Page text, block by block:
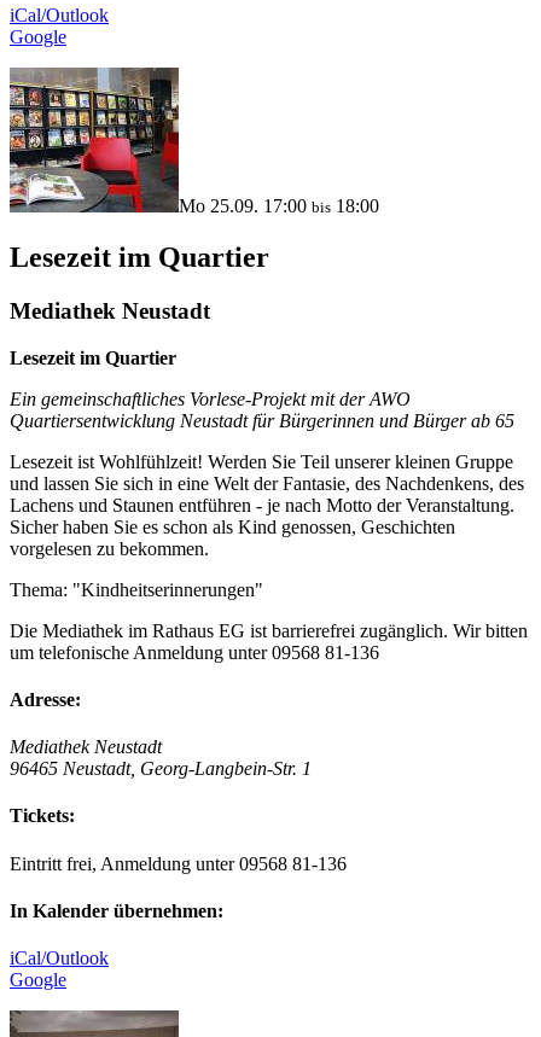
iCal/Outlook
Google
Mo 25.09. 17:00 bis 18:00
Lesezeit im Quartier
Mediathek Neustadt
Lesezeit im Quartier
Ein gemeinschaftliches Vorlese-Projekt mit der AWO
Quartiersentwicklung Neustadt für Bürgerinnen und Bürger ab 65
Lesezeit ist Wohlfühlzeit! Werden Sie Teil unserer kleinen Gruppe
und lassen Sie sich in eine Welt der Fantasie, des Nachdenkens, des
Lachens und Staunen entführen - je nach Motto der Veranstaltung.
Sicher haben Sie es schon als Kind genossen, Geschichten
vorgelesen zu bekommen.
Thema: "Kindheitserinnerungen"
Die Mediathek im Rathaus EG ist barrierefrei zugänglich. Wir bitten
um telefonische Anmeldung unter 09568 81-136
Adresse:
Mediathek Neustadt
96465 Neustadt, Georg-Langbein-Str. 1
Tickets:
Eintritt frei, Anmeldung unter 09568 81-136
In Kalender übernehmen:
iCal/Outlook
Google